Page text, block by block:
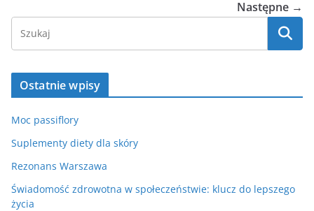
Następne →
Ostatnie wpisy
Moc passiflory
Suplementy diety dla skóry
Rezonans Warszawa
Świadomość zdrowotna w społeczeństwie: klucz do lepszego
życia